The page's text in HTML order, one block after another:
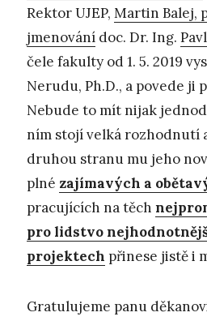
Rektor UJEP, Martin Balej,
jmenování doc. Dr. Ing.
čele fakulty od 1. 5. 2019
Nerudu, Ph.D., a povede ji
Nebude to mít nijak
ním stojí velká rozhodnutí
druhou stranu mu jeho
plné zajímavých a
pracujících na těch
pro lidstvo
projektech přinese jistě i
Gratulujeme panu